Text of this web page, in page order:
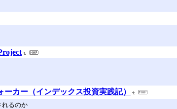
カー（インデックス投資実践記）
れるのか